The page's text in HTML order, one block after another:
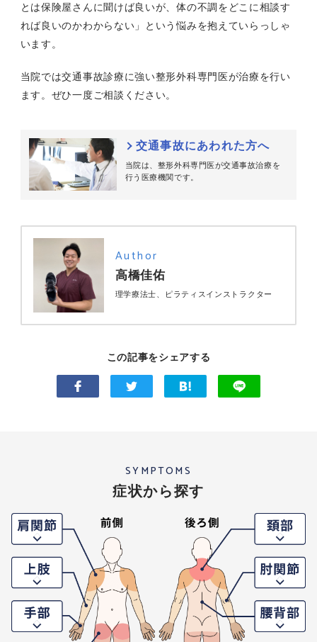
とは保険屋さんに聞けば良いが、体の不調をどこに相談す
れば良いのかわからない」という悩みを抱えていらっしゃ
います。
当院では交通事故診療に強い整形外科専門医が治療を行い
ます。ぜひ一度ご相談ください。
交通事故にあわれた方へ
当院は、整形外科専門医が交通事故治療を
行う医療機関です。
Author
高橋佳佑
理学療法士、ピラティスインストラクター
この記事をシェアする
SYMPTOMS
症状から探す